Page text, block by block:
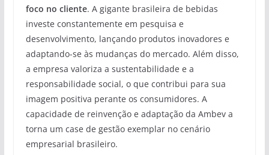
foco no cliente. A gigante brasileira de bebidas
investe constantemente em pesquisa e
desenvolvimento, lançando produtos inovadores e
adaptando-se às mudanças do mercado. Além disso,
a empresa valoriza a sustentabilidade e a
responsabilidade social, o que contribui para sua
imagem positiva perante os consumidores. A
capacidade de reinvenção e adaptação da Ambev a
torna um case de gestão exemplar no cenário
empresarial brasileiro.